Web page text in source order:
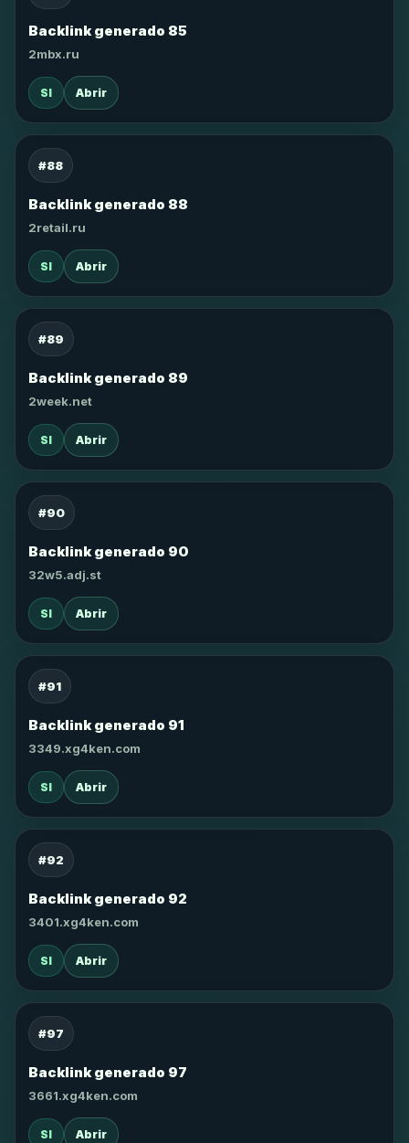
Backlink generado 85
2mbx.ru
SI Abrir
#88
Backlink generado 88
2retail.ru
SI Abrir
#89
Backlink generado 89
2week.net
SI Abrir
#90
Backlink generado 90
32w5.adj.st
SI Abrir
#91
Backlink generado 91
3349.xg4ken.com
SI Abrir
#92
Backlink generado 92
3401.xg4ken.com
SI Abrir
#97
Backlink generado 97
3661.xg4ken.com
SI Abrir